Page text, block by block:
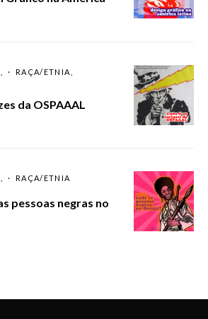
RAÇA/ETNIA
da OSPAAAL
RAÇA/ETNIA
pessoas negras no